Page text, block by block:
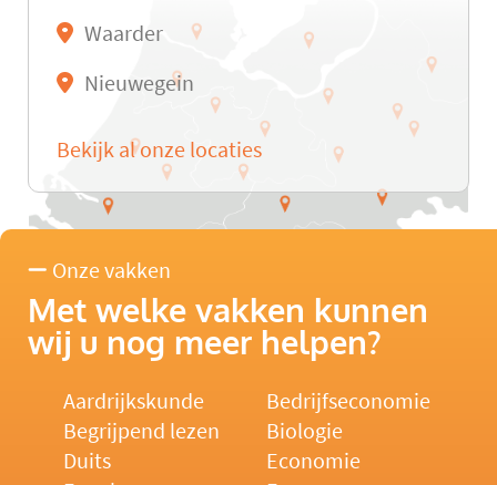
Waarder
Nieuwegein
Bekijk al onze locaties
Onze vakken
Met welke vakken kunnen
wij u nog meer helpen?
Aardrijkskunde
Bedrijfseconomie
Begrijpend lezen
Biologie
Duits
Economie